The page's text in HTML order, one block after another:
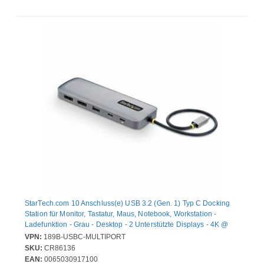
StarTech.com 10 Anschluss(e) USB 3.2 (Gen. 1) Typ C Docking
Station für Monitor, Tastatur, Maus, Notebook, Workstation -
Ladefunktion - Grau - Desktop - 2 Unterstützte Displays - 4K @
60Hz, 4K - 3840 x 2160 - 7 x USB-Anschlüsse - 3 x USB Typ-A-
Anschlüsse - USB Typ-A - 4 x USB Typ-C-Anschlüsse - USB Typ C
- Netzwerk (RJ-45) - DisplayPort - Kabelgebundenes - Gigabit-
VPN: 189B-USBC-MULTIPORT
SKU: CR86136
EAN: 0065030917100